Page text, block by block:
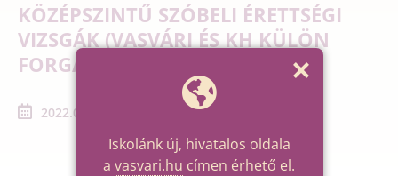
KÖZÉPSZINTŰ SZÓBELI ÉRETTSÉGI
VIZSGÁK (VASVÁRI ÉS KH KÜLÖN
FORGATÓKÖNYV SZERINT)
2022.06.13. - 2022.06.22.
Iskolánk új, hivatalos oldala
a vasvari.hu címen érhető el.